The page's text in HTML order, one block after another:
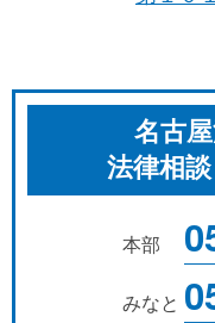
名古
法律相
本部
みなと